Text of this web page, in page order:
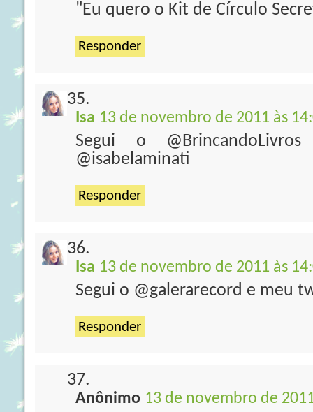
"Eu quero o Kit de Círculo
Responder
Isa 13 de novembro de 2011 às
Segui o
@isabelaminati
Responder
Isa 13 de novembro de 2011 às
Segui o @galerarecord e meu
Responder
Anônimo 13 de novembro de